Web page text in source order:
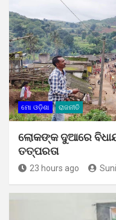
ମୋ ଓଡ଼ିଶା ରାଜନୀତି
ଲୋକଙ୍କ ଦୁଆରେ
ତତ୍ପରତା
23 hours ago